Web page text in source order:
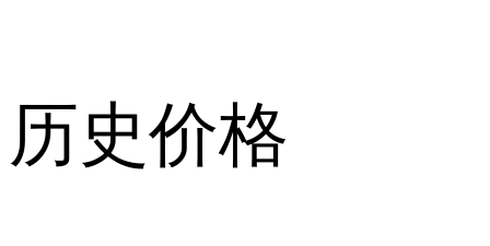
历史价格